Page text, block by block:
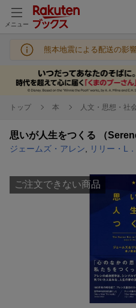
メニュー
熊本地震による配送の影
トップ 本 人文・思想・社
思いが人生をつくる （
ジェームズ・アレン リリー・L
ご注文できない商品